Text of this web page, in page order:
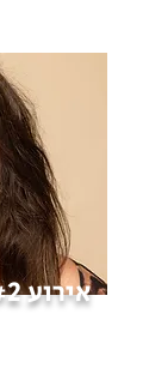
אירוע #2 | יום שישי 14.2